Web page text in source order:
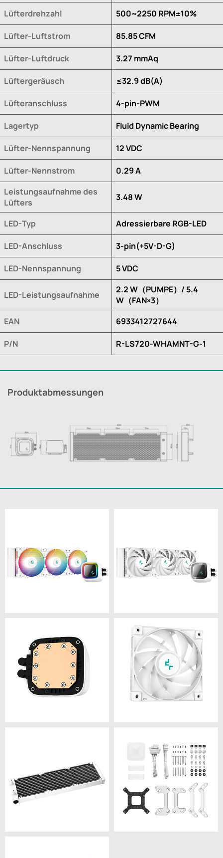
Lüfterdrehzahl 500~2250 RPM±10%
Lüfter-Luftstrom 85.85 CFM
Lüfter-Luftdruck 3.27 mmAq
Lüftergeräusch ≤32.9 dB(A)
Lüfteranschluss 4-pin-PWM
Lagertyp Fluid Dynamic Bearing
Lüfter-Nennspannung 12 VDC
Lüfter-Nennstrom
0.29 A
Leistungsaufnahme des
Lüfters
3.48 W
LED-Typ Adressierbare RGB-LED
LED-Anschluss 3-pin(+5V-D-G)
LED-Nennspannung 5 VDC
LED-Leistungsaufnahme
2.2 W（PUMPE）/ 5.4
W（FAN×3）
EAN
6933412727644
P/N R-LS720-WHAMNT-G-1
Produktabmessungen